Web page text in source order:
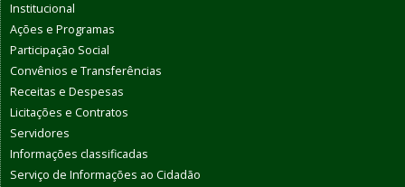
Institucional
Ações e Programas
Participação Social
Convênios e Transferências
Receitas e Despesas
Licitações e Contratos
Servidores
Informações classificadas
Serviço de Informações ao Cidadão